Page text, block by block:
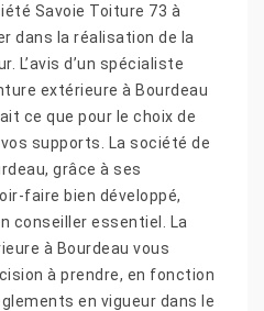
Savoie Toiture 73 à
dans la réalisation de la
L’avis d’un spécialiste
extérieure à Bourdeau
ce que pour le choix de
supports. La société de
grâce à ses
faire bien développé,
conseiller essentiel. La
à Bourdeau vous
à prendre, en fonction
en vigueur dans le